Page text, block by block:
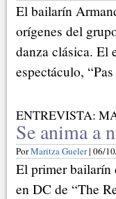
El bailarín
orígenes del
danza clásica. El
espectáculo,
ENTREVISTA:
Se anima a
PorMaritza Gueler| 06/
El primer bailarín
en DC de “The